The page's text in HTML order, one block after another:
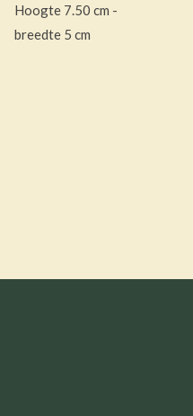
Hoogte 7.50 cm -
breedte 5 cm